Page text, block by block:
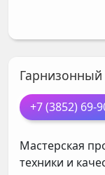
+7 (3852) 69-
Мастерская
техники и